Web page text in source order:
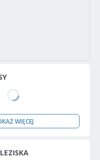
WIĘCEJ